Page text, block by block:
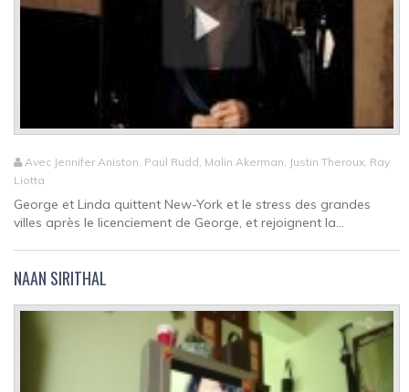
Avec Jennifer Aniston, Paul Rudd, Malin Akerman, Justin Theroux, Ray
Liotta
George et Linda quittent New-York et le stress des grandes
villes après le licenciement de George, et rejoignent la...
NAAN SIRITHAL